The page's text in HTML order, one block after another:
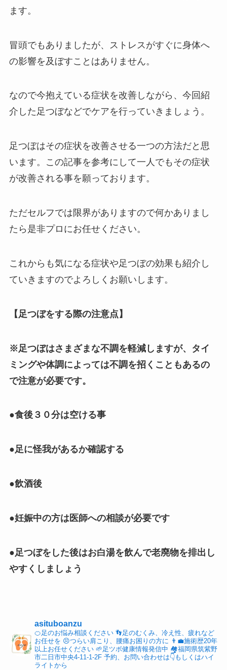
ます。
冒頭でもありましたが、ストレスがすぐに身体へ
の影響を及ぼすことはありません。
なので今抱えている症状を改善しながら、今回紹
介した足つぼなどでケアを行っていきましょう。
足つぼはその症状を改善させる一つの方法だと思
います。この記事を参考にして一人でもその症状
が改善される事を願っております。
ただセルフでは限界がありますので何かありまし
たら是非プロにお任せください。
これからも気になる症状や足つぼの効果も紹介し
ていきますのでよろしくお願いします。
【足つぼをする際の注意点】
※足つぼはさまざまな不調を軽減しますが、タイ
ミングや体調によっては不調を招くこともあるの
で注意が必要です。
●食後３０分は空ける事
●足に怪我があるか確認する
●飲酒後
●妊娠中の方は医師への相談が必要です
●足つぼをした後はお白湯を飲んで老廃物を排出し
やすくしましょう
asituboanzu
🍊足のお悩み相談ください👣足のむくみ、冷え性、疲れなど
お任せを 😣つらい肩こり、腰痛お困りの方に 👨‍💼施術歴20年
以上お任せください🌱足ツボ健康情報発信中 🏘福岡県筑紫野
市二日市中央4-11-1-2F予約、お問い合わせは👇もしくはハイ
ライトから